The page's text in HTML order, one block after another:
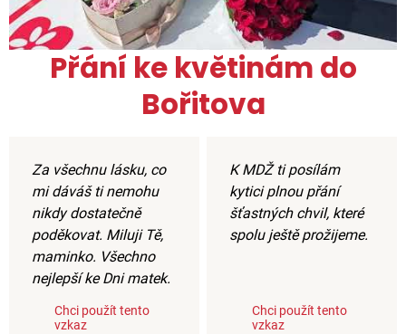
Přání ke květinám do
Bořitova
Za všechnu lásku, co
mi dáváš ti nemohu
nikdy dostatečně
poděkovat. Miluji Tě,
maminko. Všechno
nejlepší ke Dni matek.
Chci použít tento
vzkaz
K MDŽ ti posílám
kytici plnou přání
šťastných chvil, které
spolu ještě prožijeme.
Chci použít tento
vzkaz